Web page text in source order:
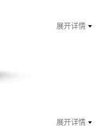
展开详情
展开详情